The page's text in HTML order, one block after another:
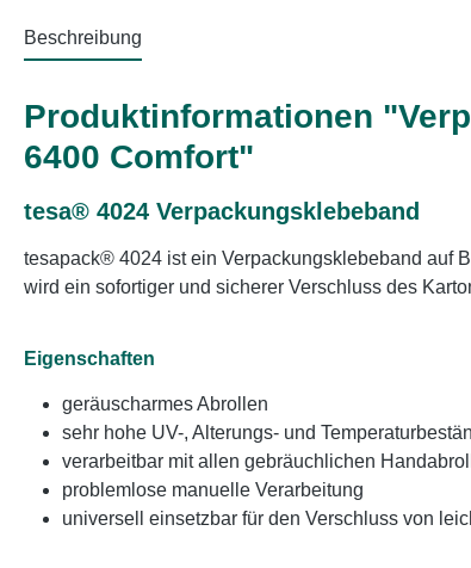
Beschreibung
Produktinformationen
6400 Comfort"
tesa® 4024 Verpackungsklebeband
tesapack® 4024 ist ein Verpackungsklebeband auf
wird ein sofortiger und sicherer Verschluss des
Eigenschaften
geräuscharmes Abrollen
sehr hohe UV-, Alterungs- und
verarbeitbar mit allen gebräuchlichen
problemlose manuelle Verarbeitung
universell einsetzbar für den Verschluss von